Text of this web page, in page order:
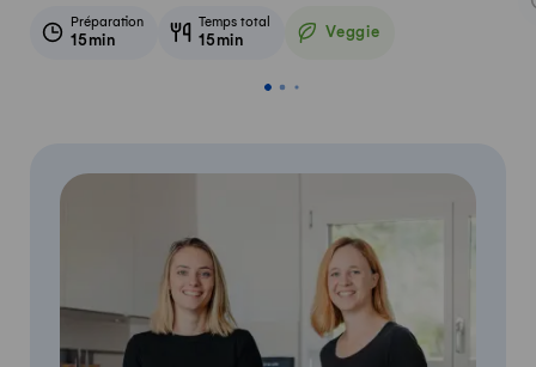
Préparation
15min
Temps total
15min Veggie
Veggie